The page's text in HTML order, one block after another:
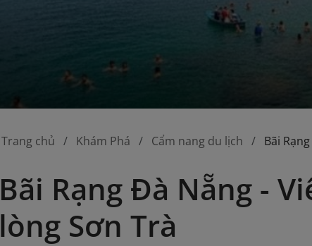
Trang chủ Khám Phá Cẩm nang du lịch Bãi
Bãi Rạng Đà Nẵng -
lòng Sơn Trà